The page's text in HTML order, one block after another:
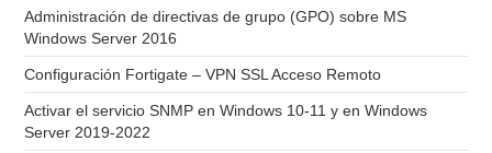
Administración de directivas de grupo (GPO) sobre MS
Windows Server 2016
Configuración Fortigate – VPN SSL Acceso Remoto
Activar el servicio SNMP en Windows 10-11 y en Windows
Server 2019-2022